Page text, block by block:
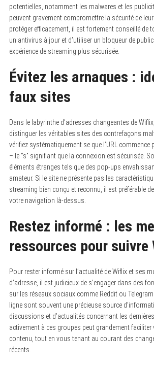
potentielles, notamment les malwares et les
peuvent gravement compromettre la sécurité de
protéger efficacement, il est fortement conseillé de
un antivirus à jour et d’utiliser un bloqueur de
expérience de streaming plus sécurisée.
Évitez les arnaques :
faux sites
Dans le labyrinthe d’adresses changeantes de
distinguer les véritables sites des contrefaçons
vérifiez systématiquement se que l’URL commence
– le “s” signifiant que la connexion est sécurisée.
éléments étranges tels que des pop-ups
amateur. Si le site ne présente pas les
streaming bien conçu et reconnu, il est préférable
votre navigation là-dessus.
Restez informé : les
ressources pour suivre
Pour rester informé sur l’actualité de Wiflix et ses
d’adresse, il est judicieux de s’engager dans des
sur les réseaux sociaux comme Reddit ou
ligne sont souvent une précieuse source
discussions et d’actualités concernant les
activement à ces groupes peut grandement faciliter
contenu, tout en vous tenant au courant des
récents.